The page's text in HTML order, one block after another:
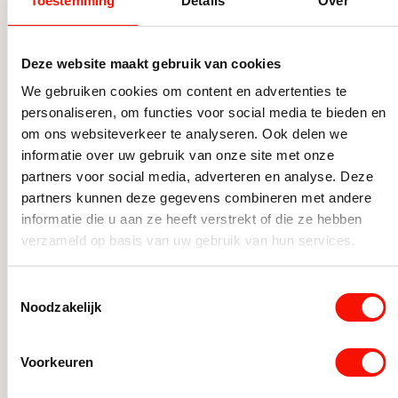
Deze website maakt gebruik van cookies
We gebruiken cookies om content en advertenties te
personaliseren, om functies voor social media te bieden en
om ons websiteverkeer te analyseren. Ook delen we
informatie over uw gebruik van onze site met onze
partners voor social media, adverteren en analyse. Deze
partners kunnen deze gegevens combineren met andere
informatie die u aan ze heeft verstrekt of die ze hebben
verzameld op basis van uw gebruik van hun services.
Noodzakelijk
Voorkeuren
Keramische tafellamp in
beige/taupe met stoffen kap
289,-